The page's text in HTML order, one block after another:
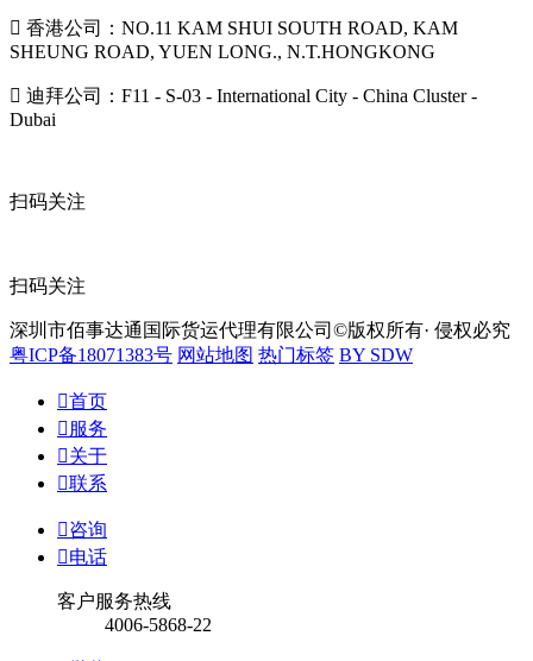
 香港公司：NO.11 KAM SHUI SOUTH ROAD, KAM
SHEUNG ROAD, YUEN LONG., N.T.HONGKONG
 迪拜公司：F11 - S-03 - International City - China Cluster -
Dubai
扫码关注
扫码关注
深圳市佰事达通国际货运代理有限公司©版权所有· 侵权必究
粤ICP备18071383号 网站地图 热门标签 BY SDW
首页
 服务
关于
联系
咨询
电话
客户服务热线
4006-5868-22